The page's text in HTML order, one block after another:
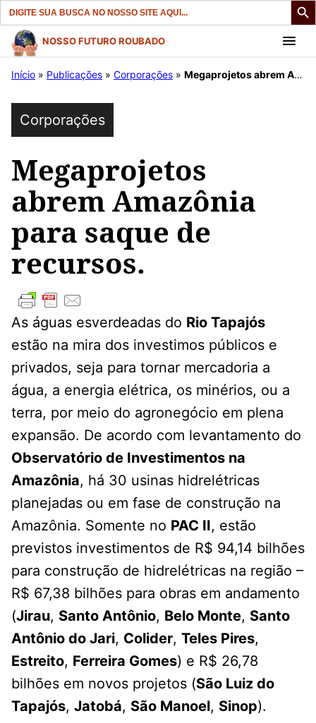
Search
for:
Pular
para
conteúdo
NOSSO FUTURO ROUBADO
Início » Publicações » Corporações » Megaprojetos abrem Amazônia para saque de recursos.
Corporações
Megaprojetos
abrem Amazônia
para saque de
recursos.
As águas esverdeadas do Rio Tapajós
estão na mira dos investimos públicos e
privados, seja para tornar mercadoria a
água, a energia elétrica, os minérios, ou a
terra, por meio do agronegócio em plena
expansão. De acordo com levantamento do
Observatório de Investimentos na
Amazônia, há 30 usinas hidrelétricas
planejadas ou em fase de construção na
Amazônia. Somente no PAC II, estão
previstos investimentos de R$ 94,14 bilhões
para construção de hidrelétricas na região –
R$ 67,38 bilhões para obras em andamento
(Jirau, Santo Antônio, Belo Monte, Santo
Antônio do Jari, Colider, Teles Pires,
Estreito, Ferreira Gomes) e R$ 26,78
bilhões em novos projetos (São Luiz do
Tapajós, Jatobá, São Manoel, Sinop).